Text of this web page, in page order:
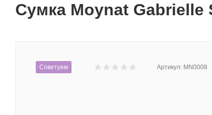
Сумка Moynat Gabrielle
Советуем Артикул: MN0008